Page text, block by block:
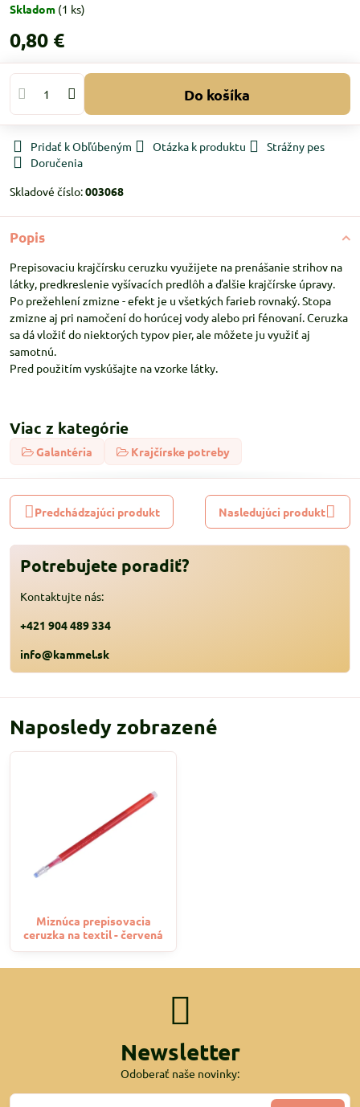
Skladom (1 ks)
0,80 €
Do košíka
Pridať k Obľúbeným Otázka k produktu
Strážny pes
Doručenia
Skladové číslo:003068
Popis
Prepisovaciu krajčírsku ceruzku využijete na prenášanie strihov na
látky, predkreslenie vyšívacích predlôh a ďalšie krajčírske úpravy.
Po prežehlení zmizne - efekt je u všetkých farieb rovnaký. Stopa
zmizne aj pri namočení do horúcej vody alebo pri fénovaní. Ceruzka
sa dá vložiť do niektorých typov pier, ale môžete ju využiť aj
samotnú.
Pred použitím vyskúšajte na vzorke látky.
Viac z kategórie
Galantéria Krajčírske potreby
Predchádzajúci produkt Nasledujúci produkt
Potrebujete poradiť?
Kontaktujte nás:
+421 904 489 334
info@kammel.sk
Naposledy zobrazené
Miznúca prepisovacia
ceruzka na textil - červená
Newsletter
Odoberať naše novinky: